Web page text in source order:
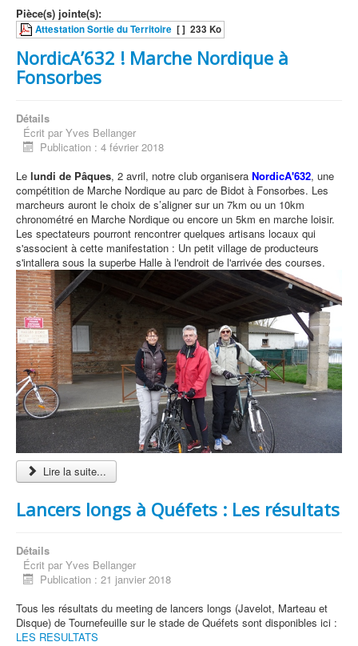
Pièce(s) jointe(s):
Attestation Sortie du Territoire [ ] 233 Ko
NordicA’632 ! Marche Nordique à
Fonsorbes
Détails
Écrit par Yves Bellanger
Publication : 4 février 2018
Le lundi de Pâques, 2 avril, notre club organisera NordicA'632, une
compétition de Marche Nordique au parc de Bidot à Fonsorbes. Les
marcheurs auront le choix de s’aligner sur un 7km ou un 10km
chronométré en Marche Nordique ou encore un 5km en marche loisir.
Les spectateurs pourront rencontrer quelques artisans locaux qui
s'associent à cette manifestation : Un petit village de producteurs
s'intallera sous la superbe Halle à l'endroit de l'arrivée des courses.
Lire la suite...
Lancers longs à Quéfets : Les résultats
Détails
Écrit par Yves Bellanger
Publication : 21 janvier 2018
Tous les résultats du meeting de lancers longs (Javelot, Marteau et
Disque) de Tournefeuille sur le stade de Quéfets sont disponibles ici :
LES RESULTATS